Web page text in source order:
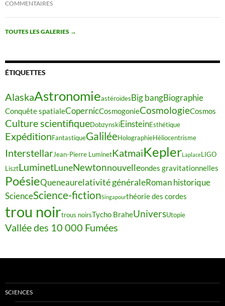
COMMENTAIRES
TOUTES LES GALERIES →
ÉTIQUETTES
AlaskaAstronomieastéroïdesBig bangBiographie
Conquête spatialeCopernicCosmogonieCosmologieCosmos
Culture scientifiqueDobzynskiEinsteinEsthétique
ExpéditionFantastiqueGaliléeHolographieHéliocentrisme
InterstellarJean-Pierre LuminetKatmaiKeplerLaplaceLIGO
LisztLuminetLuneNewtonnouvelleondes gravitationnelles
PoésieQueneaurelativité généraleRoman historique
ScienceScience-fictionSingapourthéorie des cordes
trou noirtrous noirsTycho BraheUniversUtopie
Vallée des 10 000 Fumées
SCIENCES